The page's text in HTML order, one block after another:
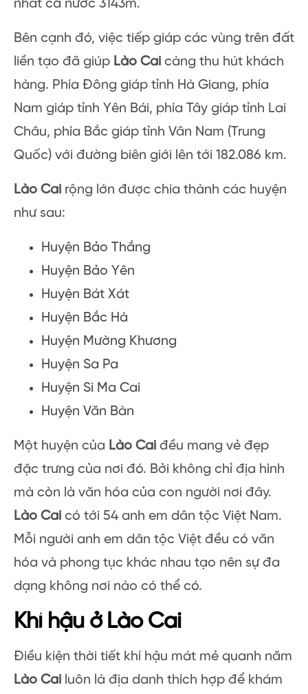
nhất cả nước 3143m.
Bên cạnh đó, việc tiếp giáp các vùng trên đất
liền tạo đã giúp Lào Cai càng thu hút khách
hàng. Phía Đông giáp tỉnh Hà Giang, phía
Nam giáp tỉnh Yên Bái, phía Tây giáp tỉnh Lai
Châu, phía Bắc giáp tỉnh Vân Nam (Trung
Quốc) với đường biên giới lên tới 182.086 km.
Lào Cai rộng lớn được chia thành các huyện
như sau:
Huyện Bảo Thắng
Huyện Bảo Yên
Huyện Bát Xát
Huyện Bắc Hà
Huyện Mường Khương
Huyện Sa Pa
Huyện Si Ma Cai
Huyện Văn Bàn
Một huyện của Lào Cai đều mang vẻ đẹp
đặc trưng của nơi đó. Bởi không chỉ địa hình
mà còn là văn hóa của con người nơi đây.
Lào Cai có tới 54 anh em dân tộc Việt Nam.
Mỗi người anh em dân tộc Việt đều có văn
hóa và phong tục khác nhau tạo nên sự đa
dạng không nơi nào có thể có.
Khí hậu ở Lào Cai
Điều kiện thời tiết khí hậu mát mẻ quanh năm
Lào Cai luôn là địa danh thích hợp để khám